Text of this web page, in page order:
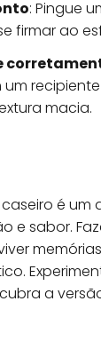
: Pingue
firmar ao
um
macia.
é um
e sabor.
a